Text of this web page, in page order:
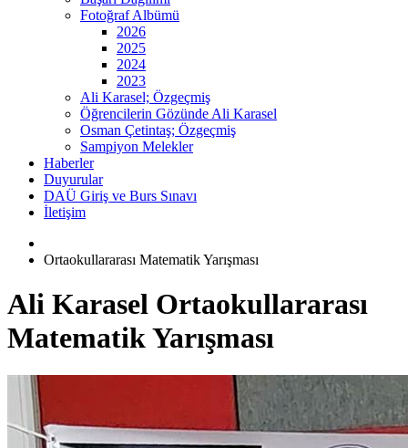
Fotoğraf Albümü
2026
2025
2024
2023
Ali Karasel; Özgeçmiş
Öğrencilerin Gözünde Ali Karasel
Osman Çetintaş; Özgeçmiş
Sampiyon Melekler
Haberler
Duyurular
DAÜ Giriş ve Burs Sınavı
İletişim
Ortaokullararası Matematik Yarışması
Ali Karasel Ortaokullararası
Matematik Yarışması